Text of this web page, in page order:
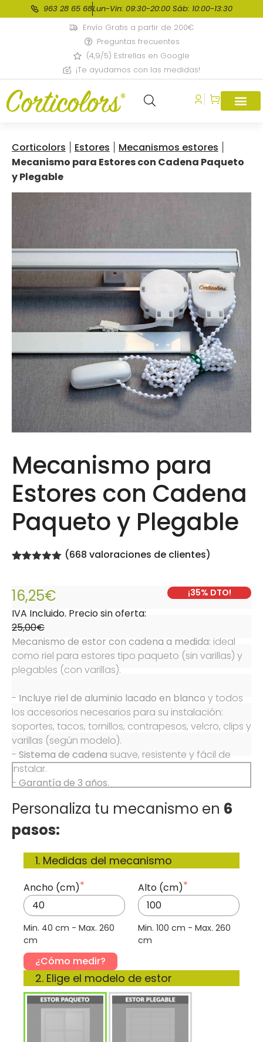
963 28 65 68Lun-Vin: 09:30-20:00 Sáb: 10:00-13:30
Envío Gratis a partir de 200€
Preguntas frecuentes
(4,9/5) Estrellas en Google
¡Te ayudamos con las medidas!
Corticolors Estores Mecanismos estores
Mecanismo para Estores con Cadena Paqueto
y Plegable
Mecanismo para
Estores con Cadena
Paqueto y Plegable
5 en base
de clientes
(668 valoraciones de clientes)
Desde:
16,25€
IVA Incluido. Precio sin oferta:
25,00€
¡35% DTO!
Mecanismo de estor con cadena a medida: ideal
como riel para estores tipo paqueto (sin varillas) y
plegables (con varillas).
- Incluye riel de aluminio lacado en blanco y todos
los accesorios necesarios para su instalación:
soportes, tacos, tornillos, contrapesos, velcro, clips y
varillas (según modelo).
- Sistema de cadena suave, resistente y fácil de
instalar.
- Garantía de 3 años.
Personaliza tu mecanismo en 6
pasos:
1. Medidas del mecanismo
Ancho (cm)
Min. 40 cm - Max. 260
Alto (cm)
Min. 100 cm - Max. 260
cm
¿Cómo medir?
2. Elige el modelo de estor